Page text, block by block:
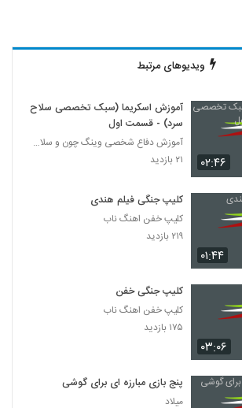
ویدیوهای مرتبط
۰۲:۴۶
آموزش اسکریما (سبک تخصصی سلاح
سرد) - قسمت اول
آموزش دفاع شخصی وینگ چون و سلاح سرد اسکریما
۲۱ بازدید
۰۱:۴۴
کلیپ جنگی فیلم هندی
کلیپ خفن اهنگ ناب
۲۱۹ بازدید
۰۳:۰۶
کلیپ جنگی خفن
کلیپ خفن اهنگ ناب
۱۷۵ بازدید
پنج بازی مبارزه ای برای گوشی
میلاد